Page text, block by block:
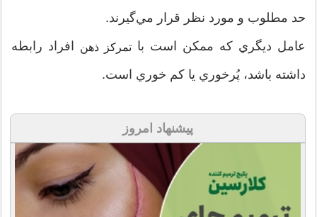
حد مطلوب و مورد نظر قرار مي‌گيرند.
عامل ديگري كه ممكن است باتمركز ذهن
افراد رابطه
داشته باشد، پُرخوري يا كم خوري است.
پیشنهاد امروز